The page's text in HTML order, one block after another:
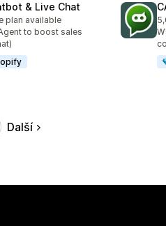
& Live Chat
120
plan available
to boost sales
Další